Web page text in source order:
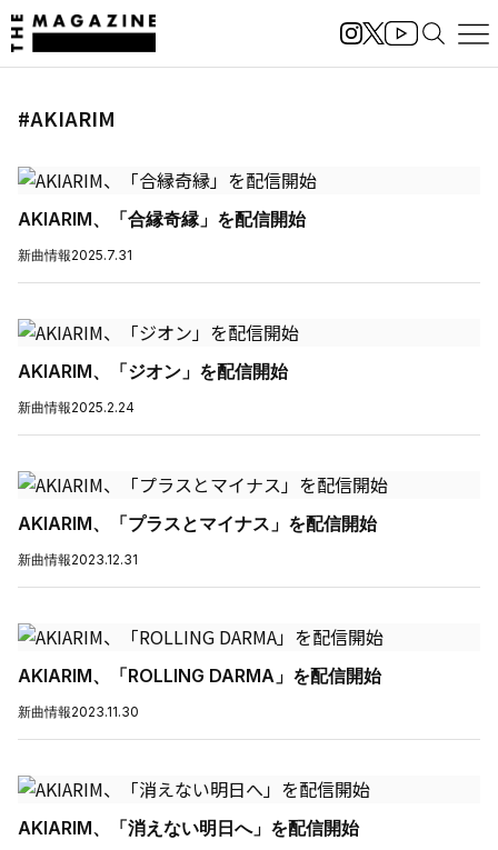
#AKIARIM
AKIARIM、「合縁奇縁」を配信開始
新曲情報2025.7.31
AKIARIM、「ジオン」を配信開始
新曲情報2025.2.24
AKIARIM、「プラスとマイナス」を配信開始
新曲情報2023.12.31
AKIARIM、「ROLLING DARMA」を配信開始
新曲情報2023.11.30
AKIARIM、「消えない明日へ」を配信開始